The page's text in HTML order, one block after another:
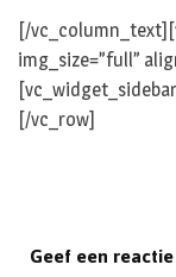
[/
img_size=”full”
[/vc_row]
Geef een reactie